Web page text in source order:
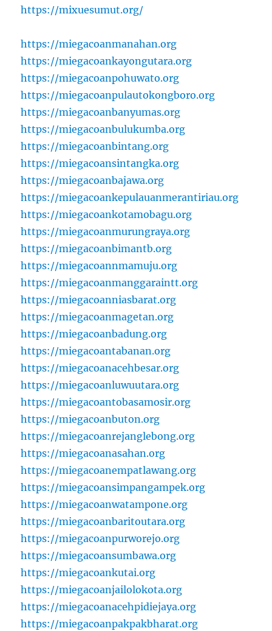
https://mixuesumut.org/
https://miegacoanmanahan.org
https://miegacoankayongutara.org
https://miegacoanpohuwato.org
https://miegacoanpulautokongboro.org
https://miegacoanbanyumas.org
https://miegacoanbulukumba.org
https://miegacoanbintang.org
https://miegacoansintangka.org
https://miegacoanbajawa.org
https://miegacoankepulauanmerantiriau.org
https://miegacoankotamobagu.org
https://miegacoanmurungraya.org
https://miegacoanbimantb.org
https://miegacoannmamuju.org
https://miegacoanmanggaraintt.org
https://miegacoanniasbarat.org
https://miegacoanmagetan.org
https://miegacoanbadung.org
https://miegacoantabanan.org
https://miegacoanacehbesar.org
https://miegacoanluwuutara.org
https://miegacoantobasamosir.org
https://miegacoanbuton.org
https://miegacoanrejanglebong.org
https://miegacoanasahan.org
https://miegacoanempatlawang.org
https://miegacoansimpangampek.org
https://miegacoanwatampone.org
https://miegacoanbaritoutara.org
https://miegacoanpurworejo.org
https://miegacoansumbawa.org
https://miegacoankutai.org
https://miegacoanjailolokota.org
https://miegacoanacehpidiejaya.org
https://miegacoanpakpakbharat.org